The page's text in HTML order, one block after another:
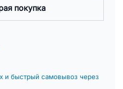
покупка
и быстрый самовывоз через